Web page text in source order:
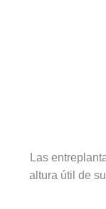
Las
altura útil de